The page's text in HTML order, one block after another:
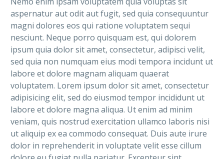
aspernatur aut odit aut fugit, sed quia consequuntur
magni dolores eos qui ratione voluptatem sequi
nesciunt. Neque porro quisquam est, qui dolorem
ipsum quia dolor sit amet, consectetur, adipisci velit,
sed quia non numquam eius modi tempora incidunt ut
labore et dolore magnam aliquam quaerat
voluptatem. Lorem ipsum dolor sit amet, consectetur
adipisicing elit, sed do eiusmod tempor incididunt ut
labore et dolore magna aliqua. Ut enim ad minim
veniam, quis nostrud exercitation ullamco laboris nisi
ut aliquip ex ea commodo consequat. Duis aute irure
dolor in reprehenderit in voluptate velit esse cillum